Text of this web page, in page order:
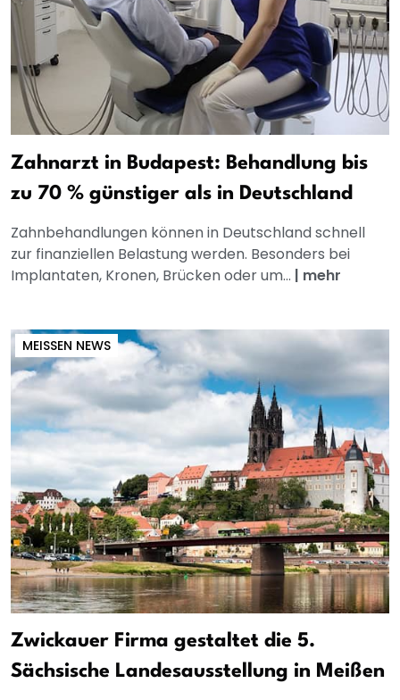
Zahnarzt in Budapest: Behandlung bis
zu 70 % günstiger als in Deutschland
Zahnbehandlungen können in Deutschland schnell
zur finanziellen Belastung werden. Besonders bei
Implantaten, Kronen, Brücken oder um... | mehr
MEISSEN NEWS
Zwickauer Firma gestaltet die 5.
Sächsische Landesausstellung in Meißen